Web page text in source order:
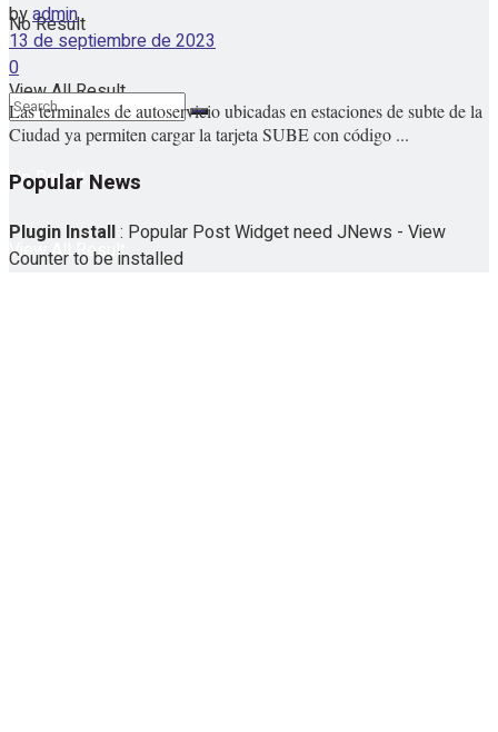
No Result
View All Result
No Result
View All Result
byadmin
13 de septiembre de 2023
0
Las terminales de autoservicio ubicadas en estaciones de subte de la
Ciudad ya permiten cargar la tarjeta SUBE con código ...
Popular News
Plugin Install: Popular Post Widget need JNews - View
Counter to be installed